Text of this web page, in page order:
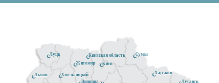
Сумы
Луганск
Киев
Киевская область
Житомир
Винница
Хмельницкий
Луцк
Львов Харьков